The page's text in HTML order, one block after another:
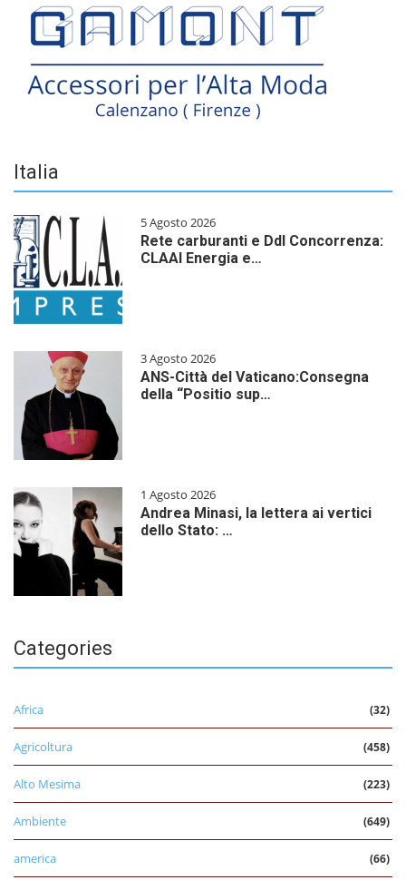
Italia
5 Agosto 2026
Rete carburanti e Ddl Concorrenza:
CLAAI Energia e…
3 Agosto 2026
ANS-Città del Vaticano:Consegna
della “Positio sup…
1 Agosto 2026
Andrea Minasi, la lettera ai vertici
dello Stato: …
Categories
Africa (32)
Agricoltura (458)
Alto Mesima (223)
Ambiente (649)
america (66)